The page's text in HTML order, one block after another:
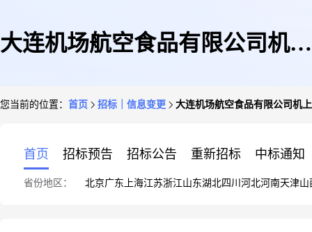
大连机场航空食品有限公司机上
您当前的位置： 首页 招标｜信息变更 大连机场航空食品有限公司机
首页 招标预告 招标公告 重新招标 中标通知
省份地区： 北京广东 上海江苏浙江山东湖北四川 河北河南天津山